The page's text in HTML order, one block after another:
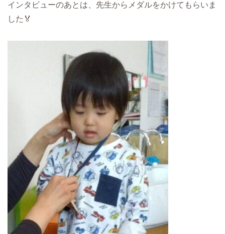
インタビューのあとは、先生からメダルをかけてもらいま
した🏅